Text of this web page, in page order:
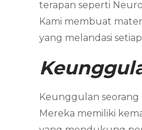
terapan seperti
Kami membuat
yang melandasi
Keunggulan
Mereka memiliki